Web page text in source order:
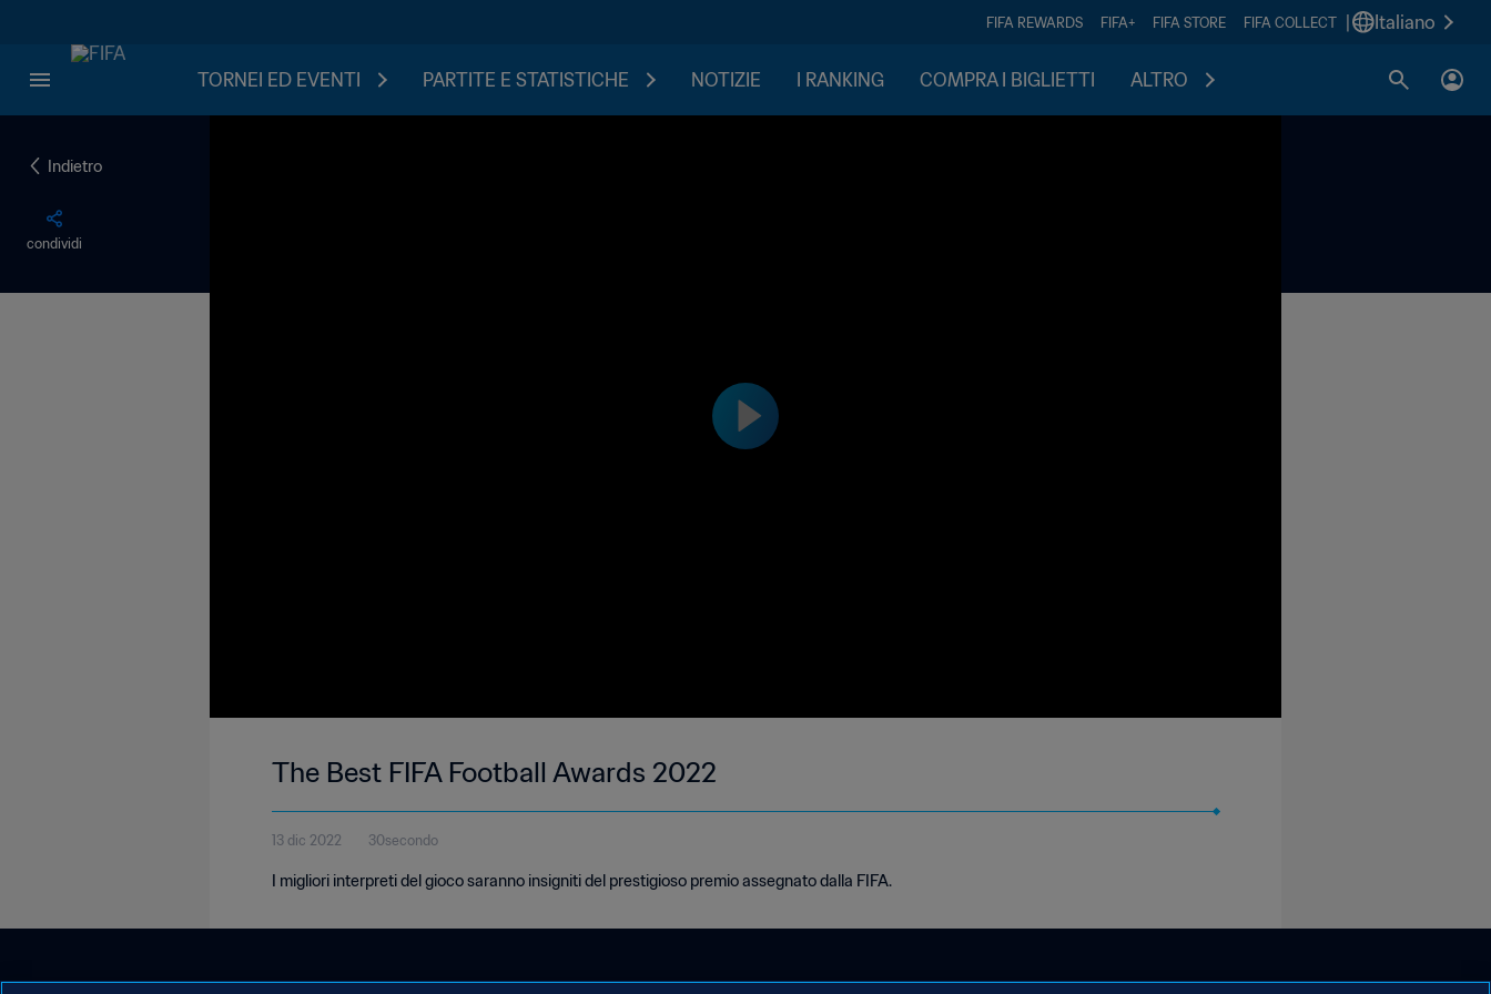
FIFA REWARDS FIFA+ FIFA STORE FIFA COLLECT Italiano
TORNEI ED EVENTI PARTITE E STATISTICHE NOTIZIE I RANKING COMPRA I BIGLIETTI ALTRO
Indietro
condividi
The Best FIFA Football Awards 2022
13 dic 2022 30secondo
I migliori interpreti del gioco saranno insigniti del prestigioso premio assegnato dalla FIFA.